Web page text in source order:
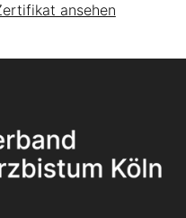
ansehen